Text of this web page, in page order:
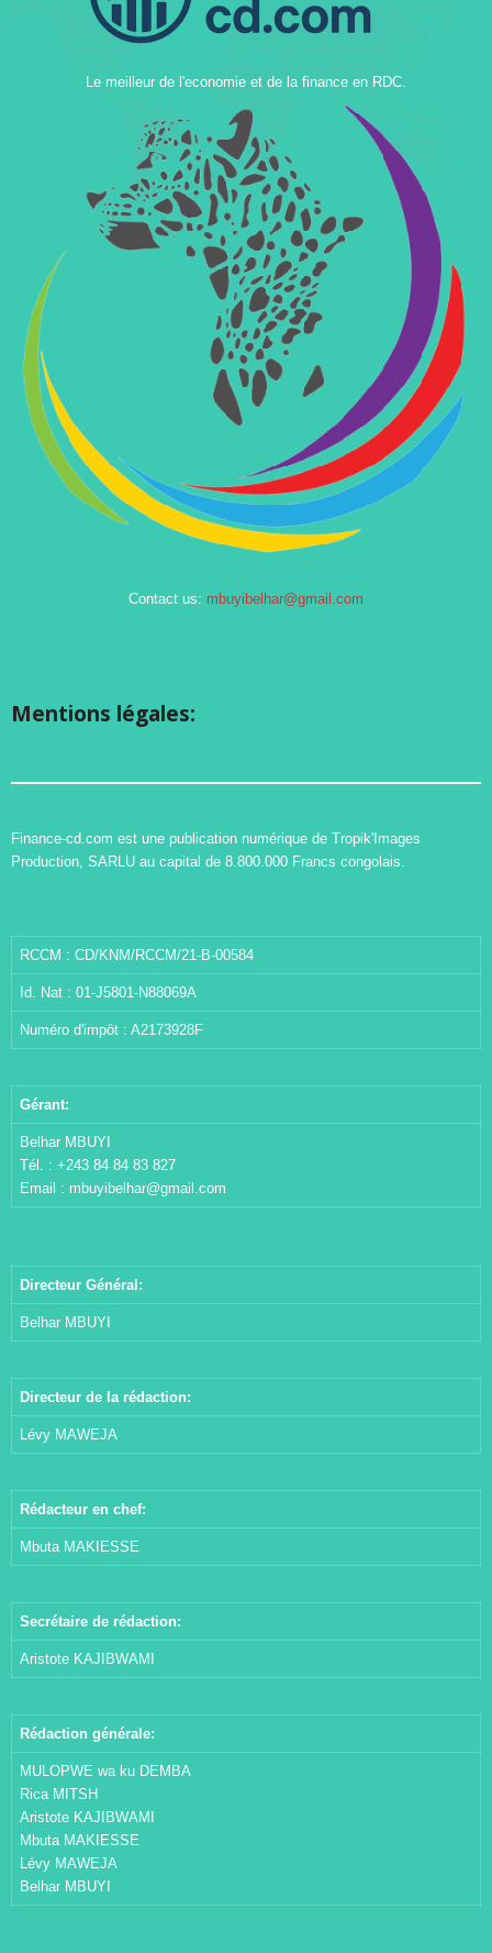
Le meilleur de l'economie et de la finance en RDC.
Contact us: mbuyibelhar@gmail.com
Mentions légales:
Finance-cd.com est une publication numérique de Tropik'Images
Production, SARLU au capital de 8.800.000 Francs congolais.
RCCM : CD/KNM/RCCM/21-B-00584
Id. Nat : 01-J5801-N88069A
Numéro d'impôt : A2173928F
Gérant:
Belhar MBUYI
Tél. : +243 84 84 83 827
Email : mbuyibelhar@gmail.com
Directeur Général:
Belhar MBUYI
Directeur de la rédaction:
Lévy MAWEJA
Rédacteur en chef:
Mbuta MAKIESSE
Secrétaire de rédaction:
Aristote KAJIBWAMI
Rédaction générale:
MULOPWE wa ku DEMBA
Rica MITSH
Aristote KAJIBWAMI
Mbuta MAKIESSE
Lévy MAWEJA
Belhar MBUYI